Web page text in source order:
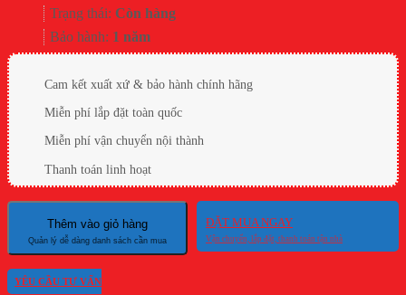
Trạng thái: Còn hàng
Bảo hành: 1 năm
Cam kết xuất xứ & bảo hành chính hãng
Miễn phí lắp đặt toàn quốc
Miễn phí vận chuyển nội thành
Thanh toán linh hoạt
Thêm vào giỏ hàng ĐẶT MUA NGAY
YÊU CẦU TƯ VẤN